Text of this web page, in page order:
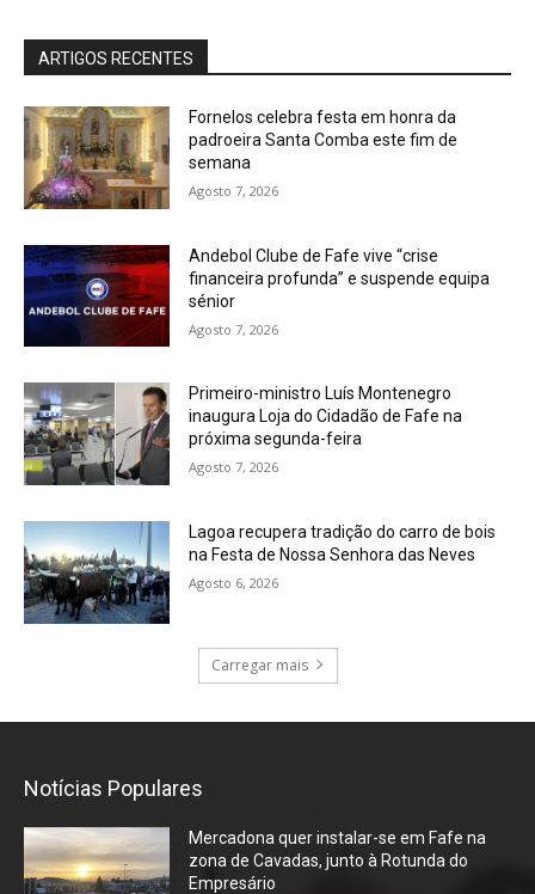
ARTIGOS RECENTES
Fornelos celebra festa em honra da
padroeira Santa Comba este fim de
semana
Agosto 7, 2026
Andebol Clube de Fafe vive “crise
financeira profunda” e suspende equipa
sénior
Agosto 7, 2026
Primeiro-ministro Luís Montenegro
inaugura Loja do Cidadão de Fafe na
próxima segunda-feira
Agosto 7, 2026
Lagoa recupera tradição do carro de bois
na Festa de Nossa Senhora das Neves
Agosto 6, 2026
Carregar mais
Notícias Populares
Mercadona quer instalar-se em Fafe na
zona de Cavadas, junto à Rotunda do
Empresário